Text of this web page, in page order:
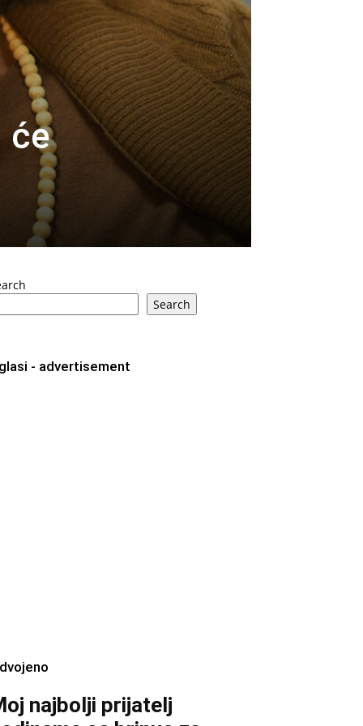
će
Search
- advertisement
najbolji prijatelj